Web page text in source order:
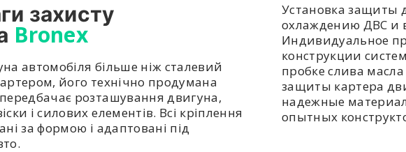
захисту
Bronex
автомобіля більше ніж сталевий
його технічно продумана
передбачає розташування двигуна,
і силових елементів. Всі кріплення
за формою і адаптовані під
Установка защиты
охлаждению ДВС и
Индивидуальное
конструкции
пробке слива
защиты картера
надежные
опытных